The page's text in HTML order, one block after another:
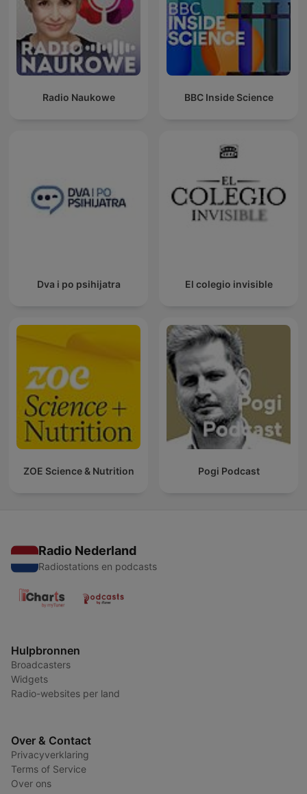
Radio Naukowe BBC Inside Science
Dva i po psihijatra El colegio invisible
ZOE Science & Nutrition Pogi Podcast
Radio Nederland
Radiostations en podcasts
Hulpbronnen
Broadcasters
Widgets
Radio-websites per land
Over & Contact
Privacyverklaring
Terms of Service
Over ons